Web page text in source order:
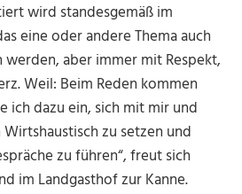
wird standesgemäß im
eine oder andere Thema auch
aber immer mit Respekt,
Weil: Beim Reden kommen
ich dazu ein, sich mit mir und
zu setzen und
zu führen“, freut sich
im Landgasthof zur Kanne.